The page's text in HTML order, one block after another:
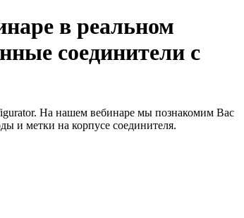
в реальном
соединители с
На нашем вебинаре мы познакомим Вас
и метки на корпусе соединителя.